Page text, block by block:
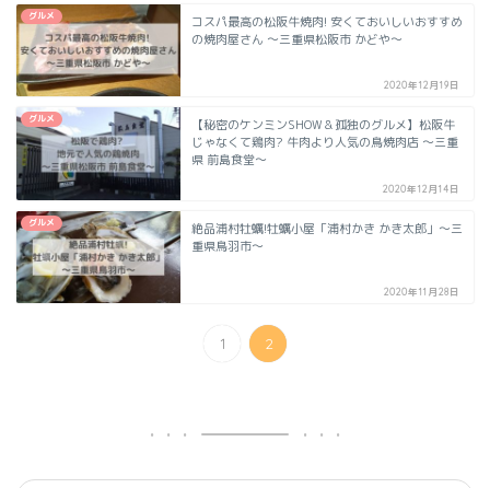
グルメ
コスパ最高の松阪牛焼肉! 安くておいしいおすすめ
の焼肉屋さん ～三重県松阪市 かどや～
2020年12月19日
グルメ
【秘密のケンミンSHOW＆孤独のグルメ】松阪牛
じゃなくて鶏肉? 牛肉より人気の鳥焼肉店 ～三重
県 前島食堂～
2020年12月14日
グルメ
絶品浦村牡蠣!牡蠣小屋「浦村かき かき太郎」～三
重県鳥羽市～
2020年11月28日
1 2